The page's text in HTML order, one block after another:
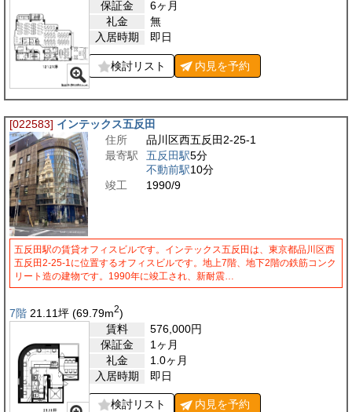
保証金
6ヶ月
礼金
無
入居時期
即日
検討リスト 内見を予約
[022583] インテックス五反田
住所
品川区西五反田2-25-1
最寄駅
五反田駅5分
不動前駅10分
竣工
1990/9
五反田駅の賃貸オフィスビルです。インテックス五反田は、東京都品川区西
五反田2-25-1に位置するオフィスビルです。地上7階、地下2階の鉄筋コンク
リート造の建物です。1990年に竣工され、新耐震…
7階 21.11坪 (69.79m2)
賃料
576,000円
保証金
1ヶ月
礼金
1.0ヶ月
入居時期
即日
検討リスト 内見を予約